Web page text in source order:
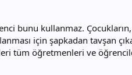
bunu kullanmaz.
için şapkadan tavşan
tüm öğretmenleri ve